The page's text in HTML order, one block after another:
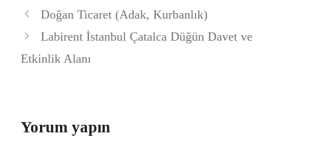
Doğan Ticaret (Adak, Kurbanlık)
Labirent İstanbul Çatalca Düğün Davet ve
Etkinlik Alanı
Yorum yapın